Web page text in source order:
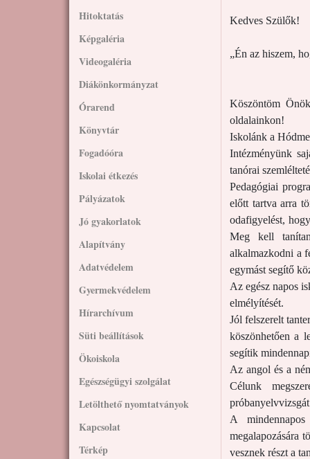
Hitoktatás
Képgaléria
Videogaléria
Diákönkormányzat
Órarend
Könyvtár
Fogadóóra
Iskolai étkezés
Pályázatok
Jó gyakorlatok
Alapítvány
Adatvédelem
Gyermekvédelem
Hírarchívum
Süti beállítások
Ökoiskola
Egészségügyi szolgálat
Letölthető nyomtatványok
Kapcsolat
Térkép
Kedves Szülők!
„Én az hiszem,
Köszöntöm
oldalainkon!
Iskolánk a
Intézményünk
tanórai
Pedagógiai
előtt tartva arra
odafigyelést,
Meg kell
alkalmazkodni a
egymást segítő
Az egész napos
elmélyítését.
Jól felszerelt
köszönhetően a
segítik
Az angol és a
Célunk
A mindennapos
megalapozására
vesznek részt a